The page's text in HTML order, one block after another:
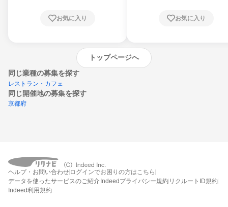
お気に入り お気に入り
トップページへ
同じ業種の募集を探す
レストラン・カフェ
同じ開催地の募集を探す
京都府
エントリーするとプログラムの詳細案内を
受け取れるようになります
ヘルプ・お問い合わせ ログインでお困りの方はこちら
データを使ったサービスのご紹介 Indeedプライバシー規約 リクルートID規約
Indeed利用規約